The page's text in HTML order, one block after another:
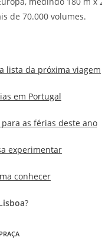
de 70.000 volumes.
lista da próxima viagem
em Portugal
as férias deste ano
experimentar
conhecer
?
PRAÇA